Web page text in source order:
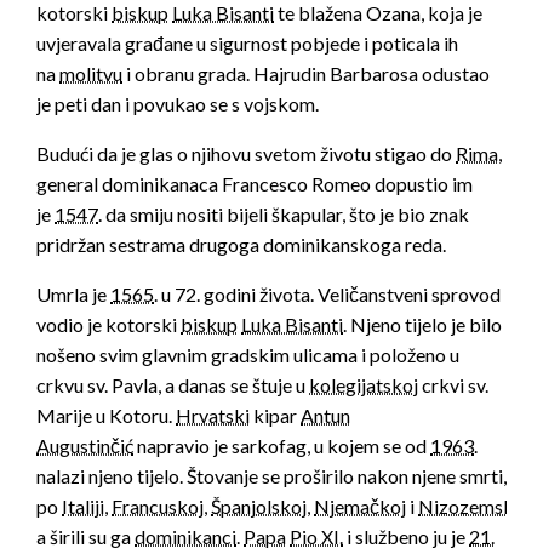
kotorski biskup Luka Bisantite blažena Ozana, koja je
uvjeravala građane u sigurnost pobjede i poticala ih
namolitvu i obranu grada. Hajrudin Barbarosa odustao
je peti dan i povukao se s vojskom.
Budući da je glas o njihovu svetom životu stigao do Rima,
general dominikanaca Francesco Romeo dopustio im
je 1547. da smiju nositi bijeli škapular, što je bio znak
pridržan sestrama drugoga dominikanskoga reda.
Umrla je 1565. u 72. godini života. Veličanstveni sprovod
vodio je kotorski biskup Luka Bisanti. Njeno tijelo je bilo
nošeno svim glavnim gradskim ulicama i položeno u
crkvu sv. Pavla, a danas se štuje u kolegijatskojcrkvi sv.
Marije u Kotoru. Hrvatski kiparAntun
Augustinčićnapravio je sarkofag, u kojem se od 1963.
nalazi njeno tijelo. Štovanje se proširilo nakon njene smrti,
po Italiji, Francuskoj,Španjolskoj, Njemačkoj i Nizozemskoj
a širili su gadominikanci. Papa Pio XI. i službeno ju je 21.